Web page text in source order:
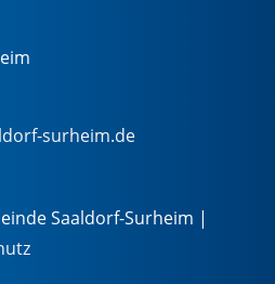
surheim.de
Saaldorf-Surheim |